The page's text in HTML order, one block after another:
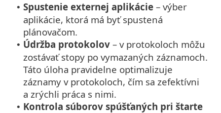
• Spustenie externej aplikácie – výber
aplikácie, ktorá má byť spustená
plánovačom.
• Údržba protokolov – v protokoloch môžu
zostávať stopy po vymazaných záznamoch.
Táto úloha pravidelne optimalizuje
záznamy v protokoloch, čím sa zefektívni
a zrýchli práca s nimi.
• Kontrola súborov spúšťaných pri štarte